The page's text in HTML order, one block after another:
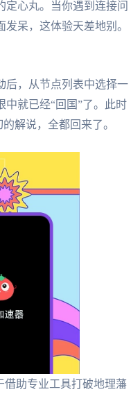
心丸。当你遇到连接问
呆，这体验天差地别。
后，从节点列表中选择一
就已经“回国”了。此时
解说，全都回来了。
借助专业工具打破地理藩